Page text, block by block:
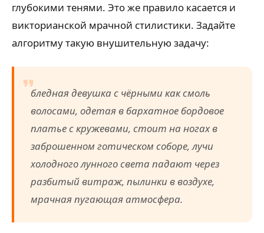
глубокими тенями. Это же правило касается и
викторианской мрачной стилистики. Задайте
алгоритму такую внушительную задачу:
бледная девушка с чёрными как смоль
волосами, одетая в бархатное бордовое
платье с кружевами, стоит на ногах в
заброшенном готическом соборе, лучи
холодного лунного света падают через
разбитый витраж, пылинки в воздухе,
мрачная пугающая атмосфера.